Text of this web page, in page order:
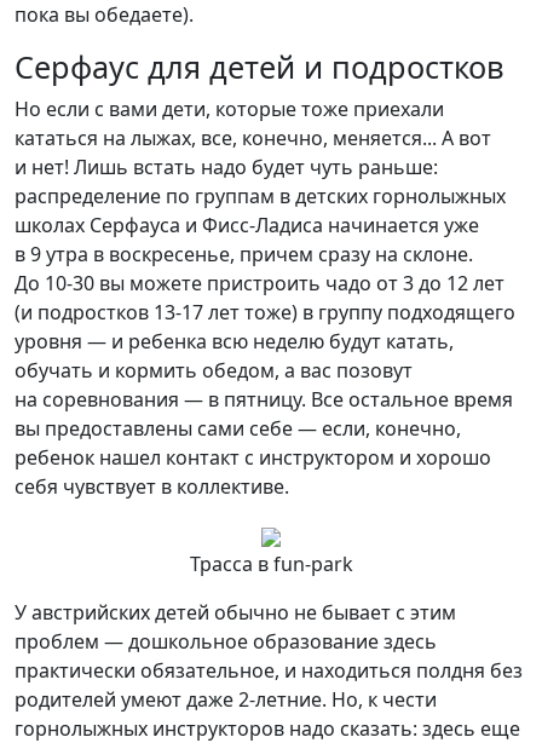
пока вы обедаете).
Серфаус для детей и подростков
Но если с вами дети, которые тоже приехали
кататься на лыжах, все, конечно, меняется... А вот
и нет! Лишь встать надо будет чуть раньше:
распределение по группам в детских горнолыжных
школах Серфауса и Фисс-Ладиса начинается уже
в 9 утра в воскресенье, причем сразу на склоне.
До 10-30 вы можете пристроить чадо от 3 до 12 лет
(и подростков 13-17 лет тоже) в группу подходящего
уровня — и ребенка всю неделю будут катать,
обучать и кормить обедом, а вас позовут
на соревнования — в пятницу. Все остальное время
вы предоставлены сами себе — если, конечно,
ребенок нашел контакт с инструктором и хорошо
себя чувствует в коллективе.
Трасса в fun-park
У австрийских детей обычно не бывает с этим
проблем — дошкольное образование здесь
практически обязательное, и находиться полдня без
родителей умеют даже 2-летние. Но, к чести
горнолыжных инструкторов надо сказать: здесь еще